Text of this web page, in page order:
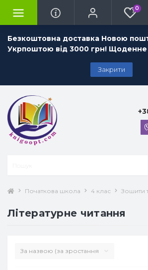
Безкоштовна доставка Новою
Укрпоштою від 3000 грн! Щоденне
Закрити
0
Початкова школа 4 клас Зошити
Літературне читання